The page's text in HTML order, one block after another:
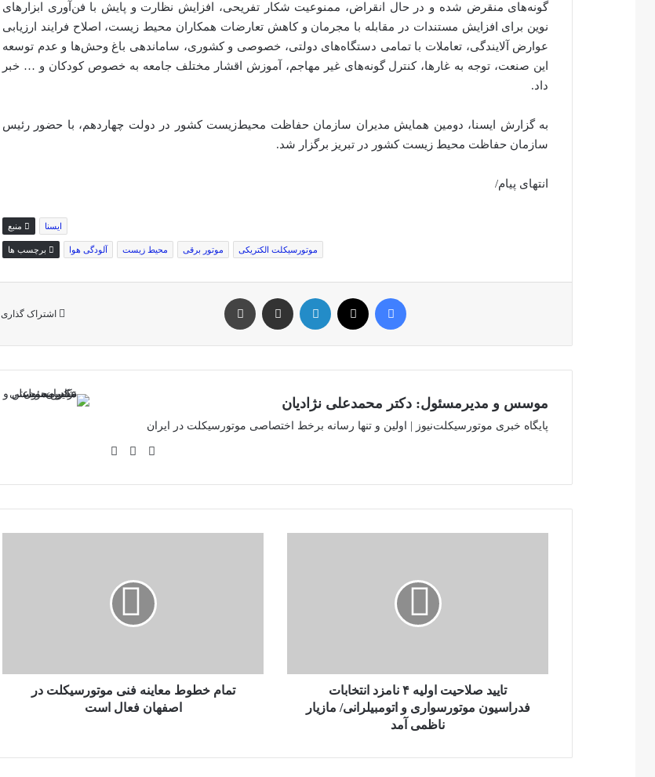
گونه‌های منقرض شده و در حال انقراض، ممنوعیت شکار تفریحی، افزایش نظارت و پایش با فن‌آوری ابزارهای
نوین برای افزایش مستندات در مقابله با مجرمان و کاهش تعارضات همکاران محیط زیست، اصلاح فرایند ارزیابی
عوارض آلایندگی، تعاملات با تمامی دستگاه‌های دولتی، خصوصی و کشوری، ساماندهی باغ وحش‌ها و عدم توسعه
این صنعت، توجه به غارها، کنترل گونه‌های غیر مهاجم، آموزش اقشار مختلف جامعه به خصوص کودکان و … خبر
داد.
به گزارش ایسنا، دومین همایش مدیران سازمان حفاظت محیط‌زیست کشور در دولت چهاردهم، با حضور رئیس
سازمان حفاظت محیط زیست کشور در تبریز برگزار شد.
انتهای پیام/
منبع ایسنا
برچسب ها آلودگی هوا محیط زیست موتور برقی موتورسیکلت الکتریکى
اشتراک گذاری
فیس بوک لینکدین اشتراک گذاری از طریق ایمیل چاپ
موسس و مدیرمسئول: دکتر محمدعلی نژادیان
پایگاه خبری موتورسیکلت‌نیوز | اولین و تنها رسانه برخط اختصاصی موتورسیکلت در ایران
لینکدین
اینستاگرام
است
تمام خطوط معاینه فنی موتورسیکلت در
اصفهان فعال است
و
اتومبیلرانی/
مازیار
تایید صلاحیت اولیه ۴ نامزد انتخابات
فدراسیون موتورسواری و اتومبیلرانی/ مازیار
ناظمی آمد